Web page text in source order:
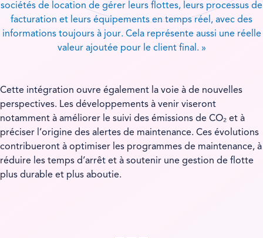
sociétés de location de gérer leurs flottes, leurs processus de
facturation et leurs équipements en temps réel, avec des
informations toujours à jour. Cela représente aussi une réelle
valeur ajoutée pour le client final. »
Cette intégration ouvre également la voie à de nouvelles
perspectives. Les développements à venir viseront
notamment à améliorer le suivi des émissions de CO₂ et à
préciser l’origine des alertes de maintenance. Ces évolutions
contribueront à optimiser les programmes de maintenance, à
réduire les temps d’arrêt et à soutenir une gestion de flotte
plus durable et plus aboutie.